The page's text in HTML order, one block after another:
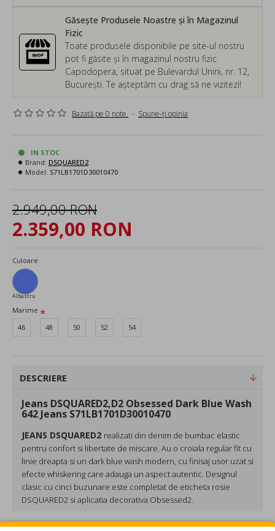
Găsește Produsele Noastre și în Magazinul
Fizic
Toate produsele disponibile pe site-ul nostru
pot fi găsite și în magazinul nostru fizic
Capodopera, situat pe Bulevardul Unirii, nr. 12,
București. Te așteptăm cu drag să ne vizitezi!
Bazată pe 0 note. - Spune-ţi opinia
2.359,00 RON
2.949,00 RON
IN STOC
Brand: DSQUARED2
Model: S71LB1701D30010470
Culoare
Albastru
Marime
46
48 50 52 54
DESCRIERE
Jeans DSQUARED2,D2 Obsessed Dark Blue Wash
642 Jeans S71LB1701D30010470
JEANS DSQUARED2 realizati din denim de bumbac elastic
pentru confort si libertate de miscare. Au o croiala regular fit cu
linie dreapta si un dark blue wash modern, cu finisaj usor uzat si
efecte whiskering care adauga un aspect autentic. Designul
clasic cu cinci buzunare este completat de eticheta rosie
DSQUARED2 si aplicatia decorativa Obsessed2
Compozitie:98% BUMBAC, 2% ELASTAN-SPANDEX;